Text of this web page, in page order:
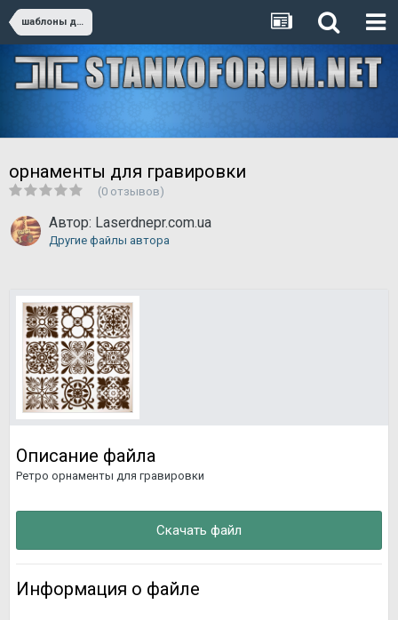
шаблоны для резки
орнаменты для гравировки
(0 отзывов)
Автор: Laserdnepr.com.ua
Другие файлы автора
Описание файла
Ретро орнаменты для гравировки
Скачать файл
Информация о файле